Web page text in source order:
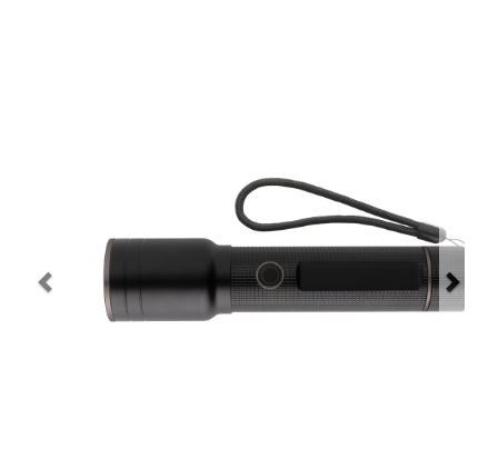
Navidad 🎄 Invierno